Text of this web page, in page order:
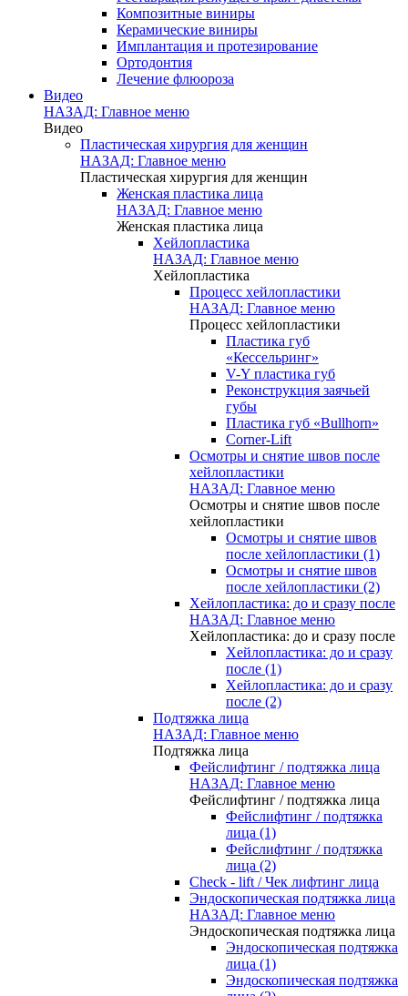
Композитные виниры
Керамические виниры
Имплантация и протезирование
Ортодонтия
Лечение флюороза
Видео
НАЗАД: Главное меню
Видео
Пластическая хирургия для женщин
НАЗАД: Главное меню
Пластическая хирургия для женщин
Женская пластика лица
НАЗАД: Главное меню
Женская пластика лица
Хейлопластика
НАЗАД: Главное меню
Хейлопластика
Процесс хейлопластики
НАЗАД: Главное меню
Процесс хейлопластики
Пластика губ
«Кессельринг»
V-Y пластика губ
Реконструкция заячьей
губы
Пластика губ «Bullhorn»
Corner-Lift
Осмотры и снятие швов после
хейлопластики
НАЗАД: Главное меню
Осмотры и снятие швов после
хейлопластики
Осмотры и снятие швов
после хейлопластики (1)
Осмотры и снятие швов
после хейлопластики (2)
Хейлопластика: до и сразу после
НАЗАД: Главное меню
Хейлопластика: до и сразу после
Хейлопластика: до и сразу
после (1)
Хейлопластика: до и сразу
после (2)
Подтяжка лица
НАЗАД: Главное меню
Подтяжка лица
Фейслифтинг / подтяжка лица
НАЗАД: Главное меню
Фейслифтинг / подтяжка лица
Фейслифтинг / подтяжка
лица (1)
Фейслифтинг / подтяжка
лица (2)
Check - lift / Чек лифтинг лица
Эндоскопическая подтяжка лица
НАЗАД: Главное меню
Эндоскопическая подтяжка лица
Эндоскопическая подтяжка
лица (1)
Эндоскопическая подтяжка